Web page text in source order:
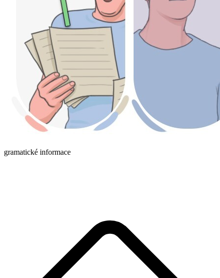
gramatické informace